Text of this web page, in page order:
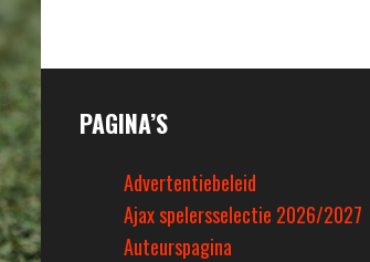
PAGINA’S
Advertentiebeleid
Ajax spelersselectie 2026/2027
Auteurspagina